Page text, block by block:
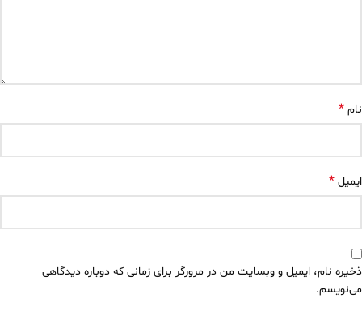
نام *
ایمیل *
ذخیره نام، ایمیل و وبسایت من در مرورگر برای زمانی که دوباره دیدگاهی
می‌نویسم.